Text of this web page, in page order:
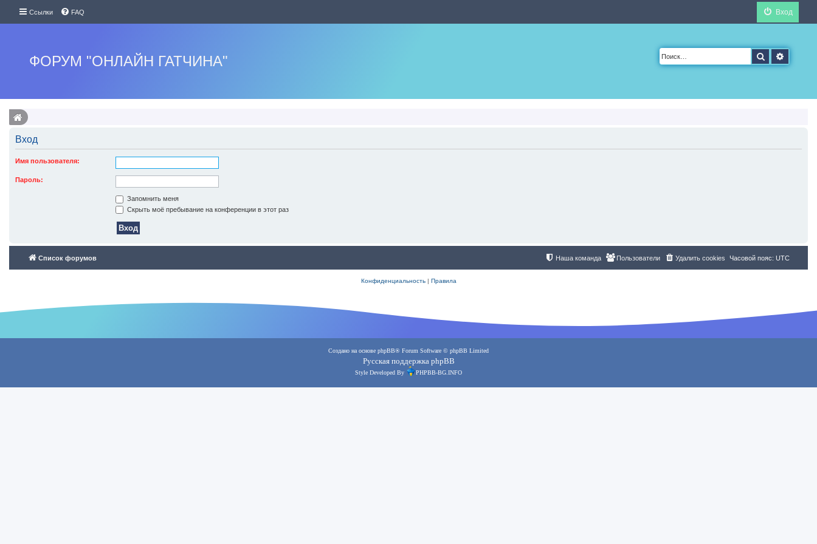
Ссылки FAQ Вход
ФОРУМ "ОНЛАЙН ГАТЧИНА" Поиск
Вход
Имя пользователя:
Пароль:
Запомнить меня
Скрыть моё пребывание на конференции в этот раз
Список форумов Часовой пояс: UTC
Удалить cookies
Пользователи
Наша команда
Конфиденциальность| Правила
Создано на основе phpBB® Forum Software © phpBB Limited
Русская поддержка phpBB
Style Developed By PHPBB-BG.INFO